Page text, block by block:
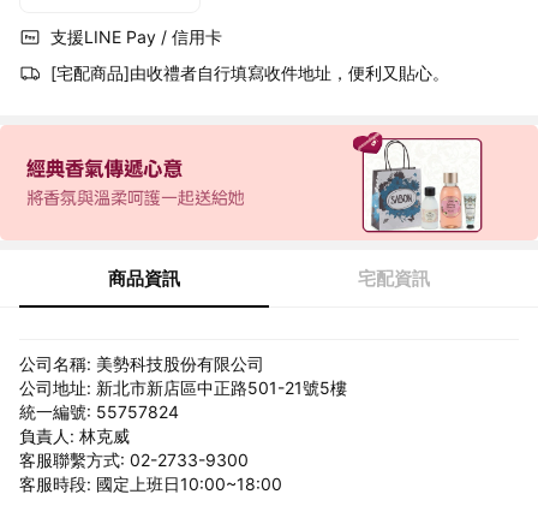
支援LINE Pay / 信用卡
[宅配商品]由收禮者自行填寫收件地址，便利又貼心。
商品資訊 宅配資訊
公司名稱: 美勢科技股份有限公司
公司地址: 新北市新店區中正路501-21號5樓
統一編號: 55757824
負責人: 林克威
客服聯繫方式: 02-2733-9300
客服時段: 國定上班日10:00~18:00